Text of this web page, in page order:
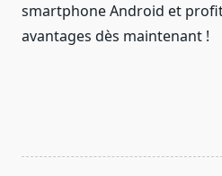
smartphone Android et
avantages dès maintenant !